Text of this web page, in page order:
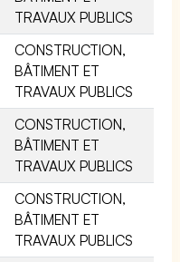
TRAVAUX PUBLICS
CONSTRUCTION,
BÂTIMENT ET
TRAVAUX PUBLICS
CONSTRUCTION,
BÂTIMENT ET
TRAVAUX PUBLICS
CONSTRUCTION,
BÂTIMENT ET
TRAVAUX PUBLICS